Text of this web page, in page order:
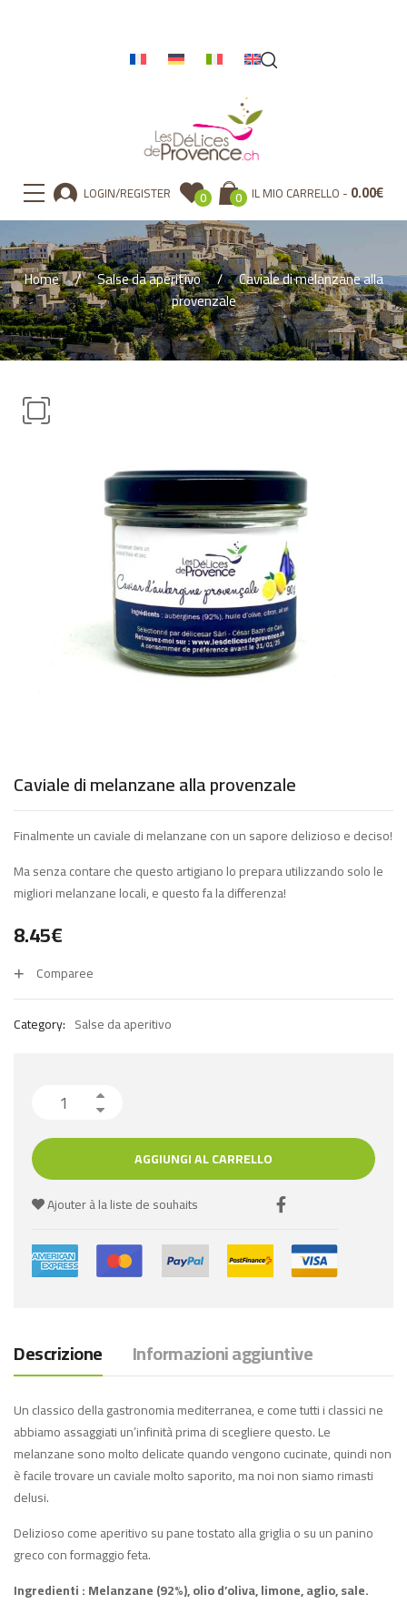
LOGIN/REGISTER 0 0 IL MIO CARRELLO 0.00€
Home Salse da aperitivo
Caviale di melanzane alla
provenzale
Caviale di melanzane alla provenzale
Finalmente un caviale di melanzane con un sapore delizioso e deciso!
Ma senza contare che questo artigiano lo prepara utilizzando solo le
migliori melanzane locali, e questo fa la differenza!
8.45€
Comparee
Category: Salse da aperitivo
AGGIUNGI AL CARRELLO
Ajouter à la liste de souhaits
Descrizione Informazioni aggiuntive
Un classico della gastronomia mediterranea, e come tutti i classici ne
abbiamo assaggiati un’infinità prima di scegliere questo. Le
melanzane sono molto delicate quando vengono cucinate, quindi non
è facile trovare un caviale molto saporito, ma noi non siamo rimasti
delusi.
Delizioso come aperitivo su pane tostato alla griglia o su un panino
greco con formaggio feta.
Ingredienti : Melanzane (92%), olio d’oliva, limone, aglio, sale.